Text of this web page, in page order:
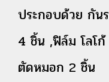
ประกอบด้วย กัน
4 ชิ้น ,ฟิล์ม โลโ
ตัดหมอก 2 ชิ้น